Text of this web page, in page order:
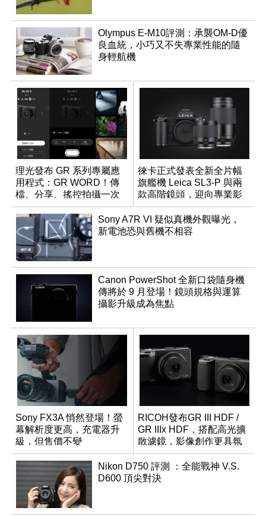
Olympus E-M10評測：承襲OM-D優
良血統，小巧又不失專業性能的隨
身輕航機
理光發布 GR 系列專屬應
用程式：GR WORD！傳
檔、分享、搖控拍攝一次
搞定
徠卡正式發表全新全片幅
旗艦機 Leica SL3-P 與兩
款高階鏡頭，迎向專業影
音全方位演進
Sony A7R VI 疑似真機外觀曝光，
新電池恐與舊機不相容
Canon PowerShot 全新口袋隨身機
傳將於 9 月登場！鏡頭規格與運算
攝影升級成為焦點
Sony FX3A 悄然登場！螢
幕解析度更高，充電器升
級，但售價不變
RICOH發布GR III HDF /
GR IIIx HDF，搭配高光擴
散濾鏡，影像創作更具氛
圍！
Nikon D750 評測 ：全能戰神 V.S.
D600 頂尖對決